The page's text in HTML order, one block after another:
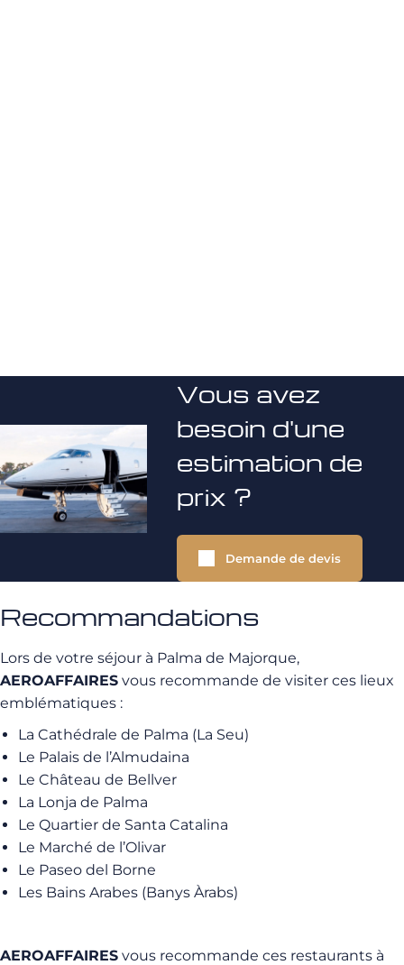
Vous avez
besoin d'une
estimation de
prix ?
Demande de devis
Recommandations
Lors de votre séjour à Palma de Majorque,
AEROAFFAIRES vous recommande de visiter ces lieux
emblématiques :
La Cathédrale de Palma (La Seu)
Le Palais de l’Almudaina
Le Château de Bellver
La Lonja de Palma
Le Quartier de Santa Catalina
Le Marché de l’Olivar
Le Paseo del Borne
Les Bains Arabes (Banys Àrabs)
AEROAFFAIRES vous recommande ces restaurants à